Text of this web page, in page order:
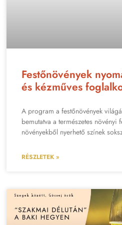
Festőnövények
és kézműves
A program a festőnövények
bemutatva a természetes növényi
növényekből nyerhető színek
RÉSZLETEK »